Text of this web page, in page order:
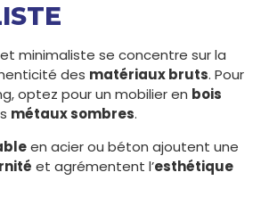
minimaliste se concentre sur la
des matériaux bruts. Pour
optez pour un mobilier en bois
métaux sombres.
en acier ou béton ajoutent une
et agrémentent l’esthétique